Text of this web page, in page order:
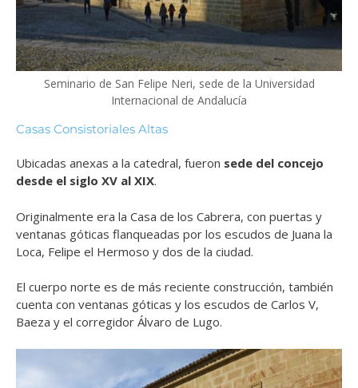
Seminario de San Felipe Neri, sede de la Universidad
Internacional de Andalucía
Casas Consistoriales Altas
Ubicadas anexas a la catedral, fueron sede del concejo
desde el siglo XV al XIX.
Originalmente era la Casa de los Cabrera, con puertas y
ventanas góticas flanqueadas por los escudos de Juana la
Loca, Felipe el Hermoso y dos de la ciudad.
El cuerpo norte es de más reciente construcción, también
cuenta con ventanas góticas y los escudos de Carlos V,
Baeza y el corregidor Álvaro de Lugo.